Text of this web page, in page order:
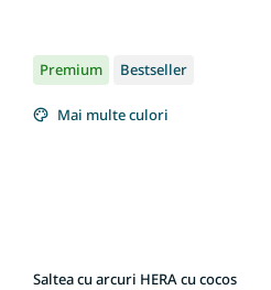
Premium Bestseller
Mai multe culori
Saltea cu arcuri HERA cu cocos